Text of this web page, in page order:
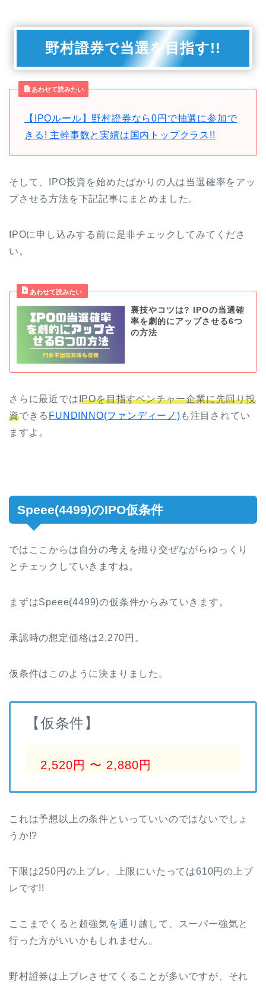
野村證券で当選を目指す!!
あわせて読みたい
【IPOルール】野村證券なら0円で抽選に参加で
きる! 主幹事数と実績は国内トップクラス!!
そして、IPO投資を始めたばかりの人は当選確率をアッ
プさせる方法を下記記事にまとめました。
IPOに申し込みする前に是非チェックしてみてくださ
い。
裏技やコツは? IPOの当選確
率を劇的にアップさせる6つ
の方法
さらに最近ではIPOを目指すベンチャー企業に先回り投
資できる FUNDINNO(ファンディーノ) も注目されてい
ますよ。
Speee(4499)のIPO仮条件
ではここからは自分の考えを織り交ぜながらゆっくり
とチェックしていきますね。
まずはSpeee(4499)の仮条件からみていきます。
承認時の想定価格は2,270円。
仮条件はこのように決まりました。
【仮条件】
2,520円 〜 2,880円
これは予想以上の条件といっていいのではないでしょ
うか!?
下限は250円の上ブレ、上限にいたっては610円の上ブ
レです!!
ここまでくると超強気を通り越して、スーパー強気と
行った方がいいかもしれません。
野村證券は上ブレさせてくることが多いですが、それ